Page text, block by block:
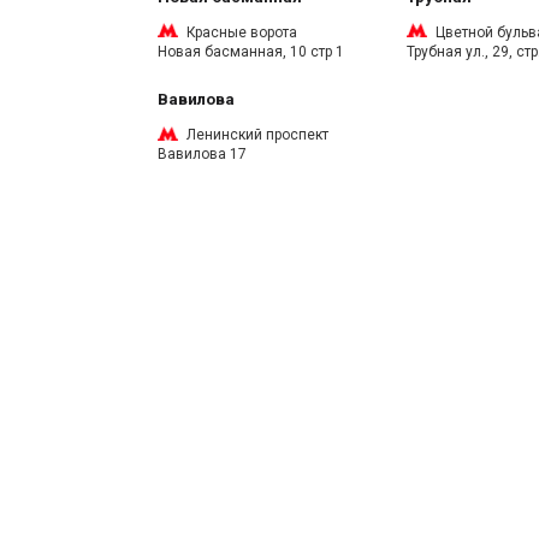
Красные ворота
Новая басманная, 10 стр 1
Цветной
Трубная ул., 29,
Вавилова
Ленинский проспект
Вавилова 17